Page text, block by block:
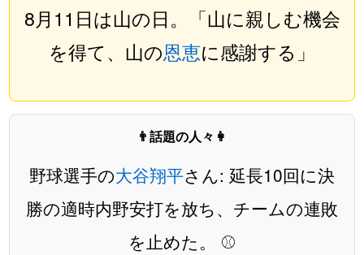
8月11日は山の日。「山に親しむ機会
を得て、山の恩恵に感謝する」
👨話題の人々👩
野球選手の大谷翔平さん: 延長10回に決
勝の適時内野安打を放ち、チームの連敗
を止めた。 ⚾